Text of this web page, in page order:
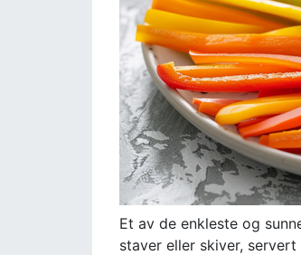
Et av de enkleste og
staver eller skiver,